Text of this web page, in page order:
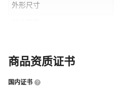
外形尺寸
储存温度
商品资质证书
国内证书